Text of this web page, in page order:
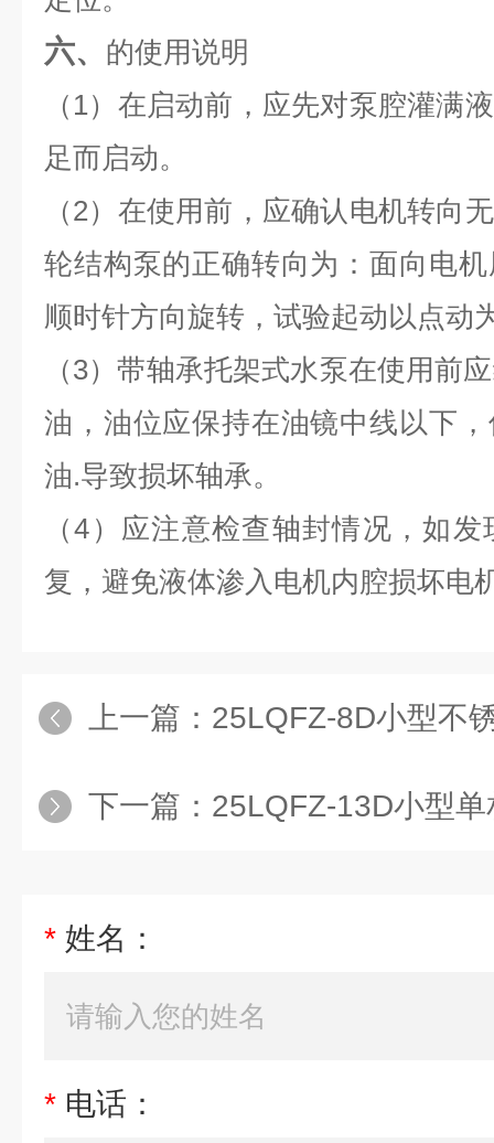
六、 的使用说明
（1）在启动前，应先对泵腔灌满
足而启动。
（2）在使用前，应确认电机转向
轮结构泵的正确转向为：面向电
顺时针方向旋转，试验起动以点动
（3）带轴承托架式水泵在使用前
油，油位应保持在油镜中线以下
油.导致损坏轴承。
（4）应注意检查轴封情况，如
复，避免液体渗入电机内腔损坏电
上一篇： 25LQFZ-8D小型不
下一篇： 25LQFZ-13D小型
* 姓名：
* 电话：